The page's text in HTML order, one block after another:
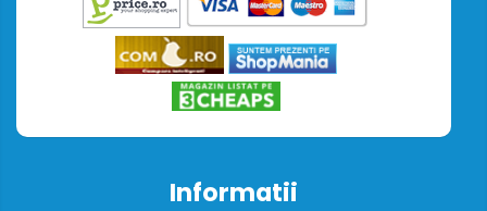
Informatii